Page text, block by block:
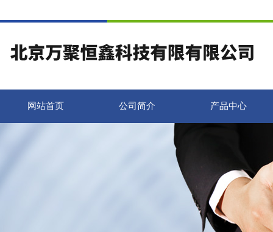
网站首页 公司简介 产品中心